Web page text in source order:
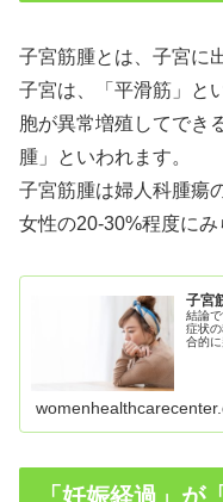
子宮筋腫とは、子宮に
子宮は、「平滑筋」と
胞が異常増殖してでき
腫」といわれます。
子宮筋腫は婦人科腫瘍
女性の20-30%程度にみ
子宮
結論
症状
合的
「妊娠経過」が